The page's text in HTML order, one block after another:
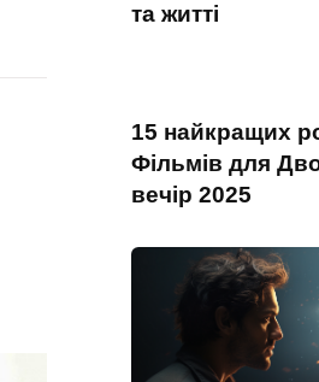
та житті
15 найкращих
Фільмів для
вечір 2025